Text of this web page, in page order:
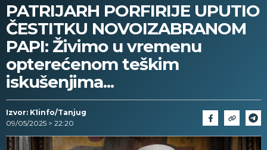
PATRIJARH PORFIRIJE UPUTIO
ČESTITKU NOVOIZABRANOM
PAPI: Živimo u vremenu
opterećenom teškim
iskušenjima...
Izvor: K1info/Tanjug
09/05/2025 > 22:20